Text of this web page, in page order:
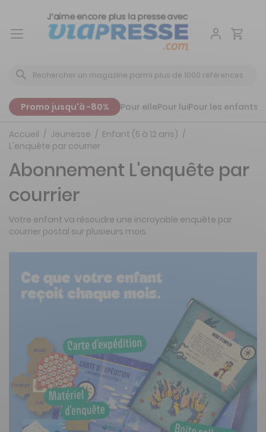
Aller
Promo jusqu'à -80% Pour ellePour luiPour les enfants
Accueil Jeunesse
Enfant (5 à 12 ans)
L'enquête par courrier
Abonnement L'enquête par
courrier
Votre enfant va résoudre une incroyable enquête par
courrier postal sur plusieurs mois.